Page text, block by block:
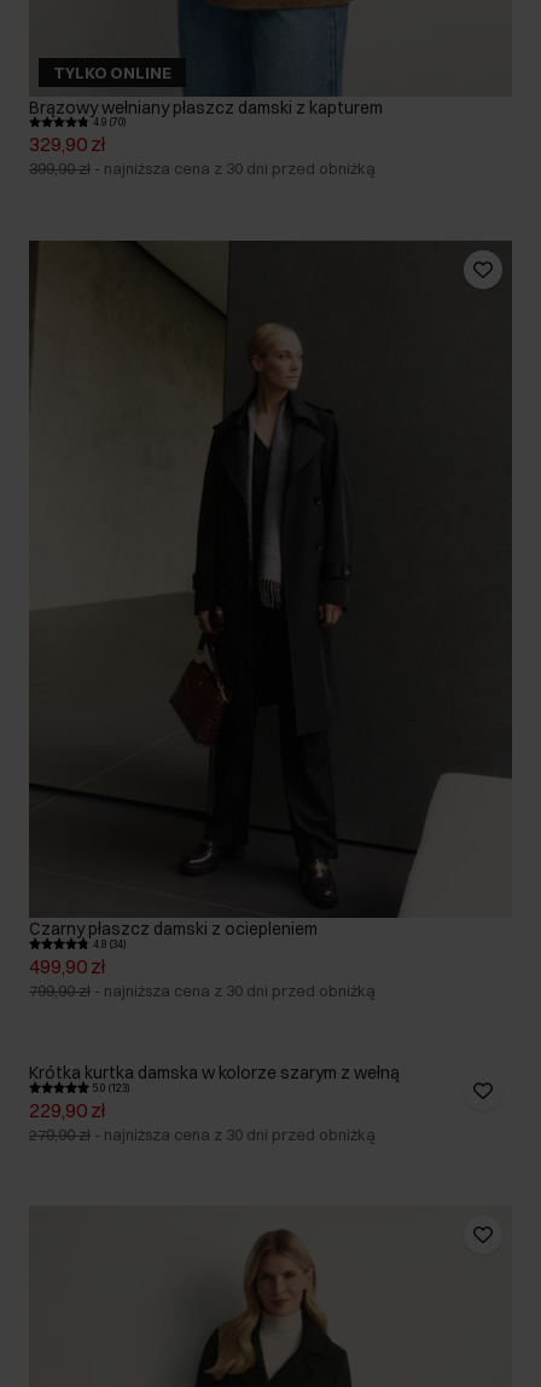
TYLKO ONLINE
Brązowy wełniany płaszcz damski z kapturem
4.9 (70)
329,90 zł
399,90 zł - najniższa cena z 30 dni przed obniżką
Czarny płaszcz damski z ociepleniem
4.8 (34)
499,90 zł
799,90 zł - najniższa cena z 30 dni przed obniżką
Krótka kurtka damska w kolorze szarym z wełną
5.0 (123)
229,90 zł
279,90 zł - najniższa cena z 30 dni przed obniżką